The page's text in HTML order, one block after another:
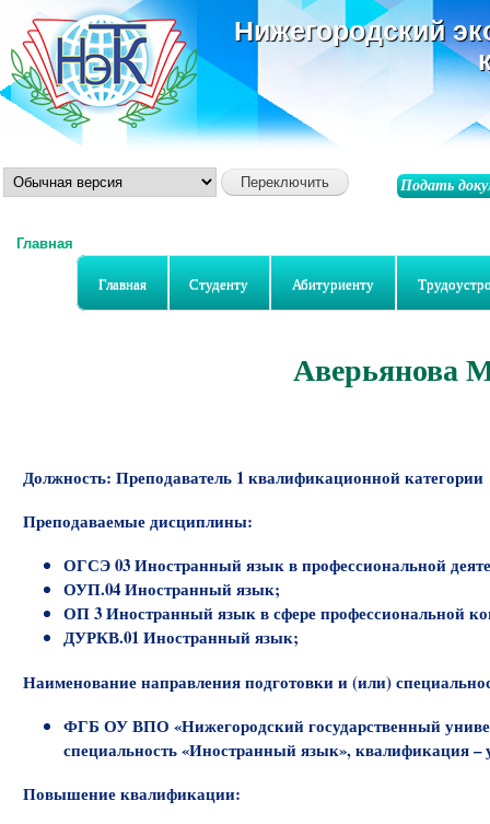
Нижегородский
Подать
Главная
Главная Студенту Абитуриенту
Аверьянова
Должность: Преподаватель 1 квалификационной категории
Преподаваемые дисциплины:
ОГСЭ 03 Иностранный язык в профессиональной
ОУП.04 Иностранный язык;
ОП 3 Иностранный язык в сфере профессиональной
ДУРКВ.01 Иностранный язык;
Наименование направления подготовки и (или)
ФГБ ОУ ВПО «Нижегородский государственный
специальность «Иностранный язык», квалификация –
Повышение квалификации: